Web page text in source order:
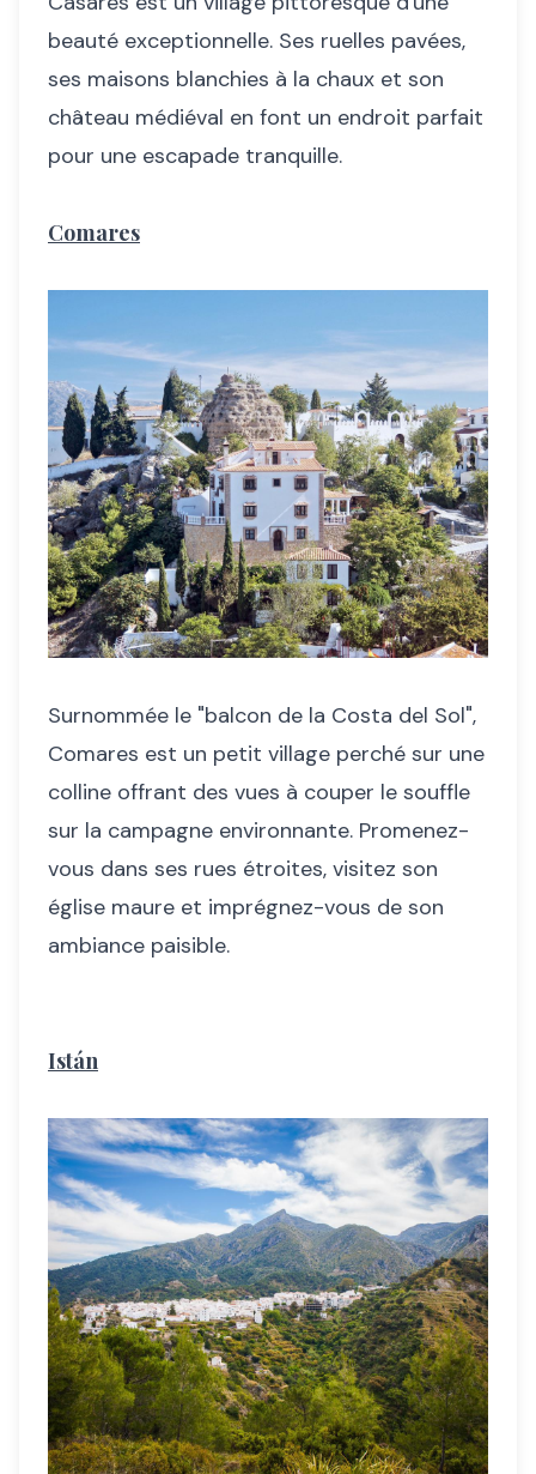
beauté exceptionnelle. Ses ruelles pavées,
ses maisons blanchies à la chaux et son
château médiéval en font un endroit parfait
pour une escapade tranquille.
Comares
Surnommée le "balcon de la Costa del Sol",
Comares est un petit village perché sur une
colline offrant des vues à couper le souffle
sur la campagne environnante. Promenez-
vous dans ses rues étroites, visitez son
église maure et imprégnez-vous de son
ambiance paisible.
Istán